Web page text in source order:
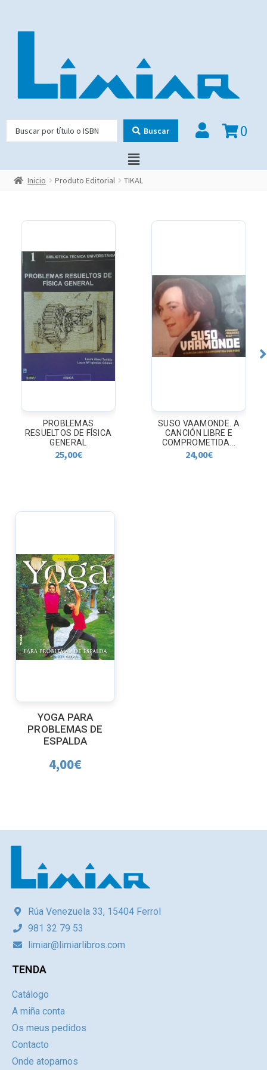
Buscar 0
Inicio Produto Editorial TIKAL
PROBLEMAS
RESUELTOS DE FÍSICA
GENERAL
25,00€
SUSO VAAMONDE. A
CANCIÓN LIBRE E
COMPROMETIDA...
24,00€
YOGA PARA
PROBLEMAS DE
ESPALDA
4,00€
Rúa Venezuela 33, 15404 Ferrol
981 32 79 53
limiar@limiarlibros.com
TENDA
Catálogo
A miña conta
Os meus pedidos
Contacto
Onde atoparnos